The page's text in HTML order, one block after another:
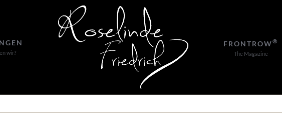
wir?
FRONTROW®
The Magazine